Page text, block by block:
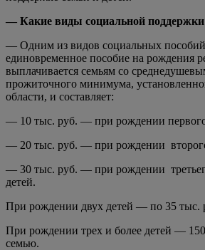
— Какие виды социальной поддержки
— Одним из видов социальных пособий
единовременное пособие на рождения
выплачивается семьям со
прожиточного минимума,
области, и составляет:
— 10 тыс. руб. — при рождении
— 20 тыс. руб. — при рождении
— 30 тыс. руб. — при рождении
детей.
При рождении двух детей — по 35 тыс.
При рождении трех и более детей —
семью.